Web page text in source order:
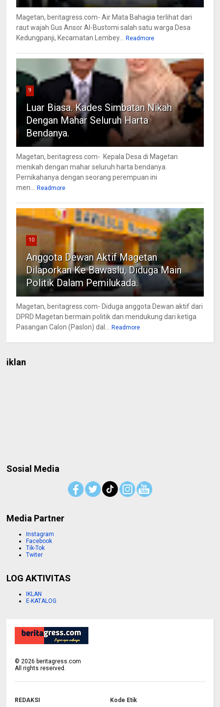
Magetan, beritagress.com- Air Mata Bahagia terlihat dari
raut wajah Gus Ansor Al-Bustomi salah satu warga Desa
Kedungpanji, Kecamatan Lembey...
Readmore
9
Luar Biasa. Kades Simbatan Nikah
Dengan Mahar Seluruh Harta
Bendanya.
Magetan, beritagress.com- Kepala Desa di Magetan
menikah dengan mahar seluruh harta bendanya.
Pernikahanya dengan seorang perempuan ini
men...
Readmore
10
Anggota Dewan Aktif Magetan
Dilaporkan Ke Bawaslu, Diduga Main
Politik Dalam Pemilukada.
Magetan, beritagress.com- Diduga anggota Dewan aktif dari
DPRD Magetan bermain politik dan mendukung dari ketiga
Pasangan Calon (Paslon) dal...
Readmore
iklan
Sosial Media
Media Partner
Instagram
Facebook
Tik-Tok
Twiter
LOG AKTIVITAS
IKLAN
E-KATALOG
©2026 beritagress.com
All rights reserved.
REDAKSI Kode Etik